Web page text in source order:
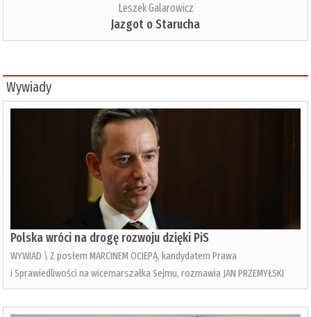
Leszek Galarowicz
Jazgot o Starucha
Wywiady
Polska wróci na drogę rozwoju dzięki PiS
WYWIAD \ Z posłem MARCINEM OCIEPĄ, kandydatem Prawa
i Sprawiedliwości na wicemarszałka Sejmu, rozmawia JAN PRZEMYŁSKI